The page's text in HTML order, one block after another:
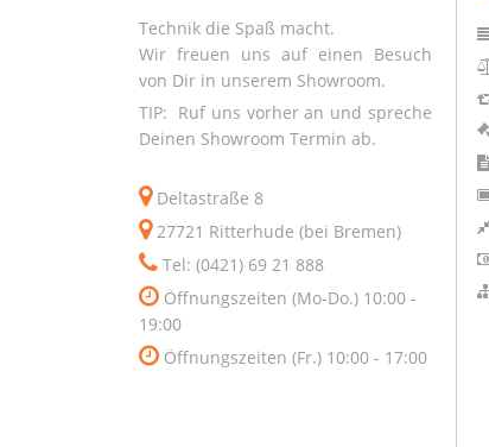
Technik die Spaß macht.
Wir freuen uns auf einen Besuch
von Dir in unserem Showroom.
TIP: Ruf uns vorher an und spreche
Deinen Showroom Termin ab.
Deltastraße 8
27721 Ritterhude (bei Bremen)
Tel: (0421) 69 21 888
Öffnungszeiten (Mo-Do.) 10:00 -
19:00
Öffnungszeiten (Fr.) 10:00 - 17:00